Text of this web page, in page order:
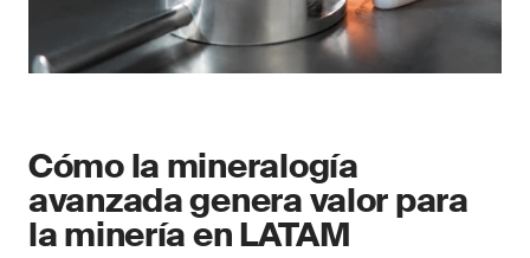
Además, estas técnicas son altamente útiles
Zonación mineralógica
Cómo la mineralogía
avanzada genera valor para
la minería en LATAM